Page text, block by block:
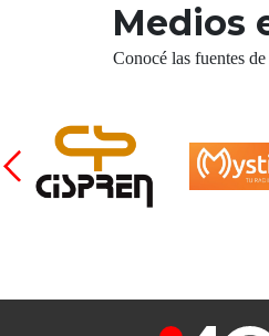
Medios
Conocé las fuentes